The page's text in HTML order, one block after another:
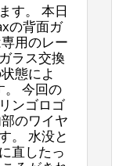
す。 本日
の背面ガ
用のレー
ラス交換
態によ
。 今回の
ンゴロゴ
のワイヤ
。 水没と
直したっ